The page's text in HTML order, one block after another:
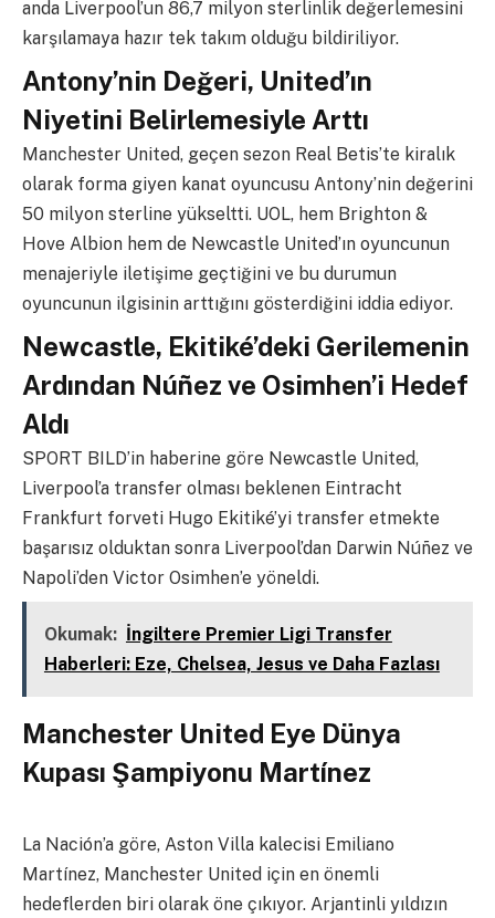
anda Liverpool’un 86,7 milyon sterlinlik değerlemesini
karşılamaya hazır tek takım olduğu bildiriliyor.
Antony’nin Değeri, United’ın
Niyetini Belirlemesiyle Arttı
Manchester United, geçen sezon Real Betis’te kiralık
olarak forma giyen kanat oyuncusu Antony’nin değerini
50 milyon sterline yükseltti. UOL, hem Brighton &
Hove Albion hem de Newcastle United’ın oyuncunun
menajeriyle iletişime geçtiğini ve bu durumun
oyuncunun ilgisinin arttığını gösterdiğini iddia ediyor.
Newcastle, Ekitiké’deki Gerilemenin
Ardından Núñez ve Osimhen’i Hedef
Aldı
SPORT BILD’in haberine göre Newcastle United,
Liverpool’a transfer olması beklenen Eintracht
Frankfurt forveti Hugo Ekitiké’yi transfer etmekte
başarısız olduktan sonra Liverpool’dan Darwin Núñez ve
Napoli’den Victor Osimhen’e yöneldi.
Okumak: İngiltere Premier Ligi Transfer
Haberleri: Eze, Chelsea, Jesus ve Daha Fazlası
Manchester United Eye Dünya
Kupası Şampiyonu Martínez
La Nación’a göre, Aston Villa kalecisi Emiliano
Martínez, Manchester United için en önemli
hedeflerden biri olarak öne çıkıyor. Arjantinli yıldızın